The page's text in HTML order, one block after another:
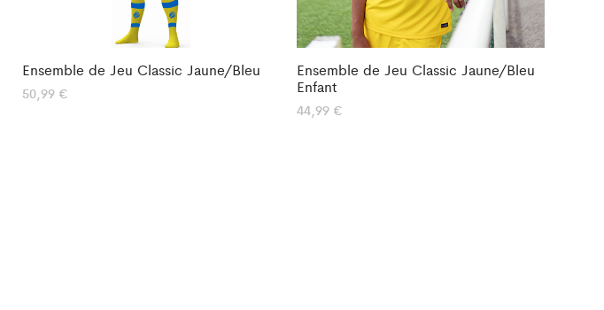
Ensemble de Jeu Classic Jaune/Bleu
50,99 €
Ensemble de Jeu Classic Jaune/Bleu
Enfant
44,99 €